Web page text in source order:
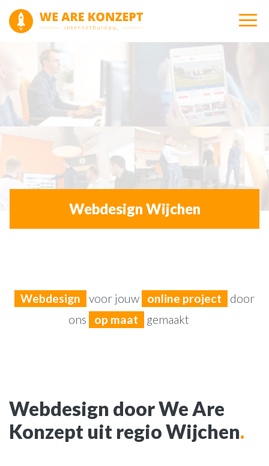
Webdesign Wijchen
Webdesign voor jouw online project
door
ons
op maat gemaakt
Webdesign door We Are
Konzept uit regio Wijchen.